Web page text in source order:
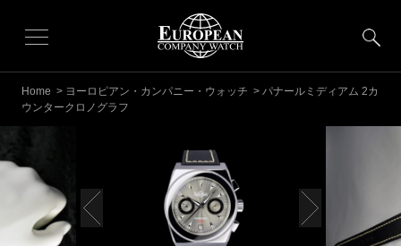
Home > ヨーロピアン・カンパニー・ウォッチ > パナールミディアム 2カ
ウンタークロノグラフ